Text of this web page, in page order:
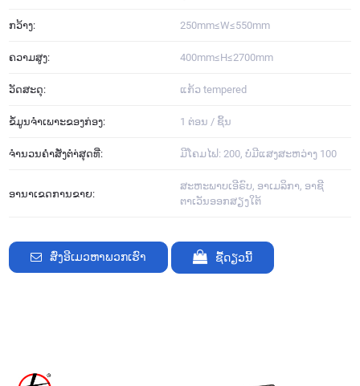
ກວ້າງ: 250mm≤W≤550mm
ຄວາມສູງ: 400mm≤H≤2700mm
ວັດສະດຸ: ແກ້ວ tempered
ຂໍ້ມູນຈໍາເພາະຂອງກ່ອງ: 1 ຕ່ອນ / ຊິ້ນ
ຈໍານວນຄໍາສັ່ງຕໍາ່ສຸດທີ່: ມີໂຄມໄຟ: 200, ບໍ່ມີແສງສະຫວ່າງ 100
ອານາເຂດການຂາຍ:
ສະຫະພາບເອີຣົບ, ອາເມລິກາ, ອາຊີ
ຕາເວັນອອກສຽງໃຕ້
ສົ່ງອີເມວຫາພວກເຮົາ ຊື້​ດຽວ​ນີ້